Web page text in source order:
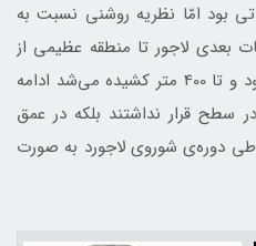
بود امّا نظریه روشنی نسبت به
بعدی لاجور تا منطقه عظیمی از
معدن لاجورد که حاوی مرمر نیز بود و تا 400 متر کشیده می‌شد ادامه
سطح قرار نداشتند بلکه در عمق
شدند. طی دوره‌ی شوروی لاجورد به صورت